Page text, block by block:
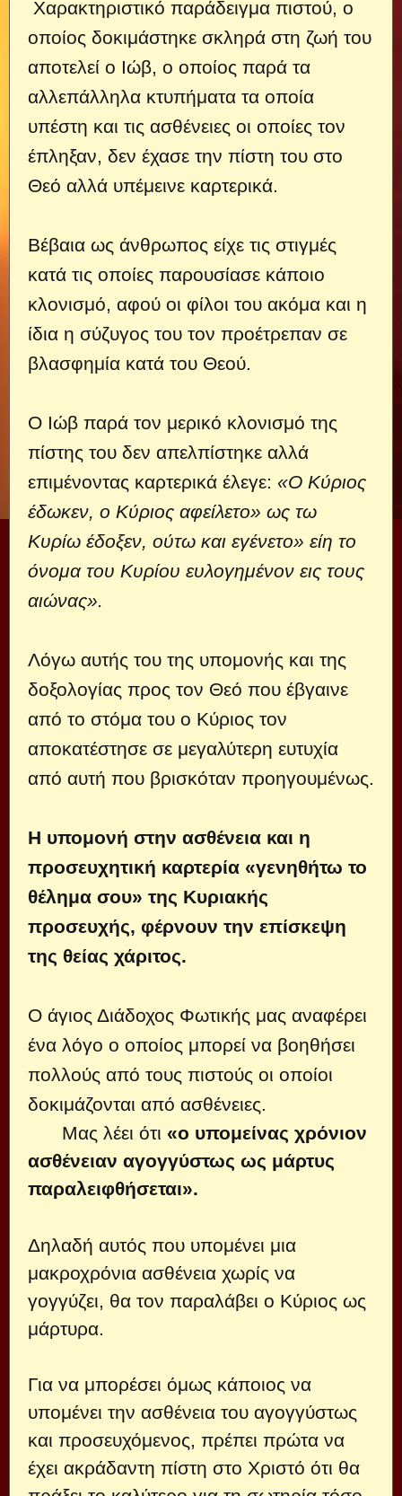
Χαρακτηριστικό παράδειγμα πιστού, ο
οποίος δοκιμάστηκε σκληρά στη ζωή του
αποτελεί ο Ιώβ, ο οποίος παρά τα
αλλεπάλληλα κτυπήματα τα οποία
υπέστη και τις ασθένειες οι οποίες τον
έπληξαν, δεν έχασε την πίστη του στο
Θεό αλλά υπέμεινε καρτερικά.
Βέβαια ως άνθρωπος είχε τις στιγμές
κατά τις οποίες παρουσίασε κάποιο
κλονισμό, αφού οι φίλοι του ακόμα και η
ίδια η σύζυγος του τον προέτρεπαν σε
βλασφημία κατά του Θεού.
Ο Ιώβ παρά τον μερικό κλονισμό της
πίστης του δεν απελπίστηκε αλλά
επιμένοντας καρτερικά έλεγε: «Ο Κύριος
έδωκεν, ο Κύριος αφείλετο» ως τω
Κυρίω έδοξεν, ούτω και εγένετο» είη το
όνομα του Κυρίου ευλογημένον εις τους
αιώνας».
Λόγω αυτής του της υπομονής και της
δοξολογίας προς τον Θεό που έβγαινε
από το στόμα του ο Κύριος τον
αποκατέστησε σε μεγαλύτερη ευτυχία
από αυτή που βρισκόταν προηγουμένως.
Η υπομονή στην ασθένεια και η
προσευχητική καρτερία «γενηθήτω το
θέλημα σου» της Κυριακής
προσευχής, φέρνουν την επίσκεψη
της θείας χάριτος.
Ο άγιος Διάδοχος Φωτικής μας αναφέρει
ένα λόγο ο οποίος μπορεί να βοηθήσει
πολλούς από τους πιστούς οι οποίοι
δοκιμάζονται από ασθένειες.
Μας λέει ότι «ο υπομείνας χρόνιον
ασθένειαν αγογγύστως ως μάρτυς
παραλειφθήσεται».
Δηλαδή αυτός που υπομένει μια
μακροχρόνια ασθένεια χωρίς να
γογγύζει, θα τον παραλάβει ο Κύριος ως
μάρτυρα.
Για να μπορέσει όμως κάποιος να
υπομένει την ασθένεια του αγογγύστως
και προσευχόμενος, πρέπει πρώτα να
έχει ακράδαντη πίστη στο Χριστό ότι θα